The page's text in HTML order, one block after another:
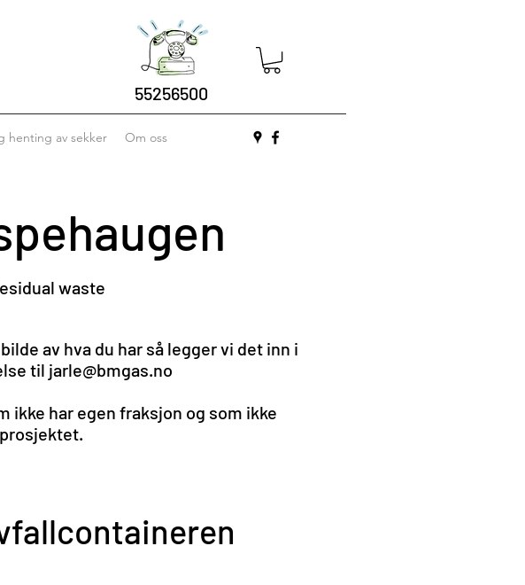
55256500
henting av sekker Om oss
waste
av hva du har så legger vi det inn i
til jarle@bmgas.no
ikke har egen fraksjon og som ikke